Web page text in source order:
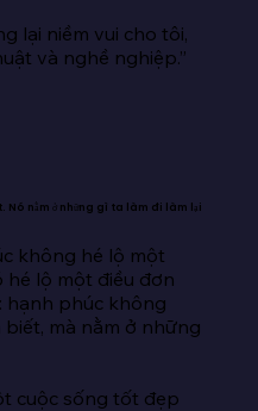
lại niềm vui cho tôi,
và nghề nghiệp.”
Nó nằm ở những gì ta làm đi làm lại
không hé lộ một
lộ một điều đơn
hạnh phúc không
mà nằm ở những
cuộc sống tốt đẹp